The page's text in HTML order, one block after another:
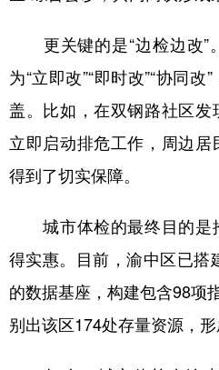
更关键的是“边检边改”
为“立即改”“即时改”“协同
盖。比如，在双钢路社区发
立即启动排危工作，周边
得到了切实保障。
城市体检的最终目的是
得实惠。目前，渝中区已搭
的数据基座，构建包含98项
别出该区174处存量资源，形